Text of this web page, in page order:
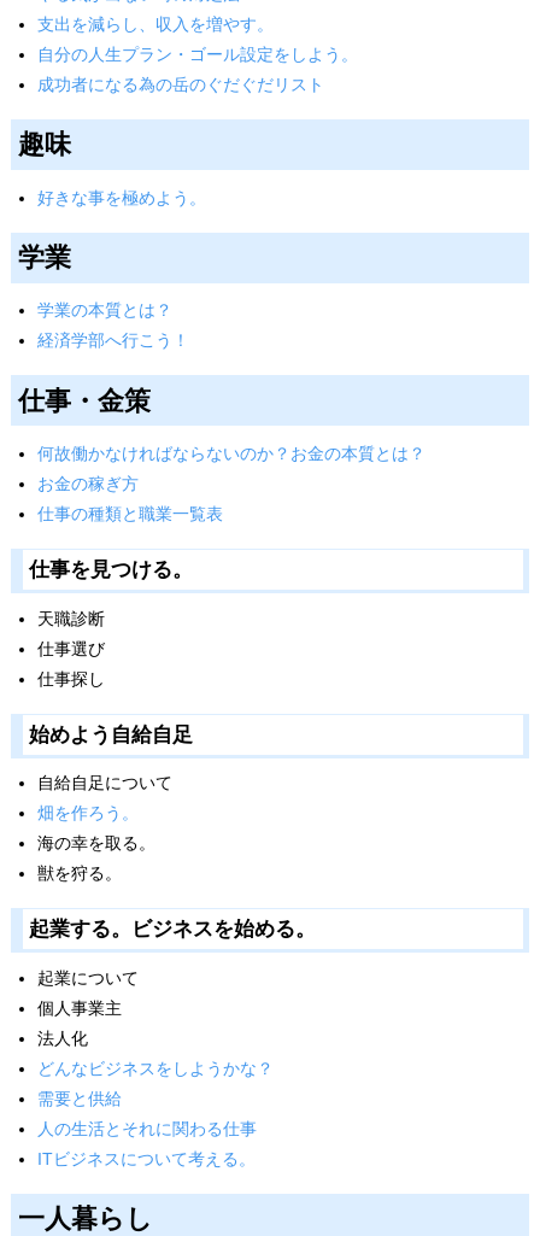
支出を減らし、収入を増やす。
自分の人生プラン・ゴール設定をしよう。
成功者になる為の岳のぐだぐだリスト
趣味
好きな事を極めよう。
学業
学業の本質とは？
経済学部へ行こう！
仕事・金策
何故働かなければならないのか？お金の本質とは？
お金の稼ぎ方
仕事の種類と職業一覧表
仕事を見つける。
天職診断
仕事選び
仕事探し
始めよう自給自足
自給自足について
畑を作ろう。
海の幸を取る。
獣を狩る。
起業する。ビジネスを始める。
起業について
個人事業主
法人化
どんなビジネスをしようかな？
需要と供給
人の生活とそれに関わる仕事
ITビジネスについて考える。
一人暮らし